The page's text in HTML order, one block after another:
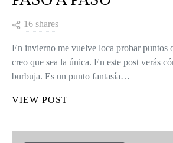
16 shares
En invierno me vuelve loca probar puntos
creo que sea la única. En este post verás
burbuja. Es un punto fantasía…
VIEW POST